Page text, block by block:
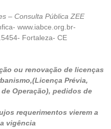
– Consulta Pública ZEE
www.iabce.org.br-
Fortaleza- CE
ou renovação de licenças
Prévia,
Operação), pedidos de
requerimentos vierem a
vigência